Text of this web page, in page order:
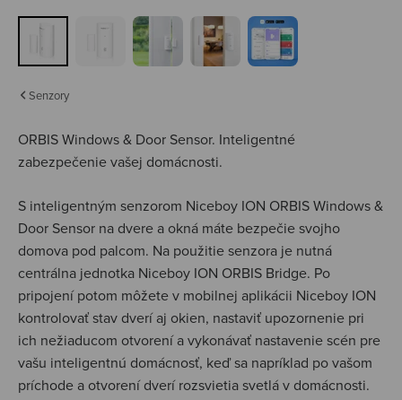
Senzory
ORBIS Windows & Door Sensor. Inteligentné
zabezpečenie vašej domácnosti.
S inteligentným senzorom Niceboy ION ORBIS Windows &
Door Sensor na dvere a okná máte bezpečie svojho
domova pod palcom. Na použitie senzora je nutná
centrálna jednotka Niceboy ION ORBIS Bridge. Po
pripojení potom môžete v mobilnej aplikácii Niceboy ION
kontrolovať stav dverí aj okien, nastaviť upozornenie pri
ich nežiaducom otvorení a vykonávať nastavenie scén pre
vašu inteligentnú domácnosť, keď sa napríklad po vašom
príchode a otvorení dverí rozsvietia svetlá v domácnosti.